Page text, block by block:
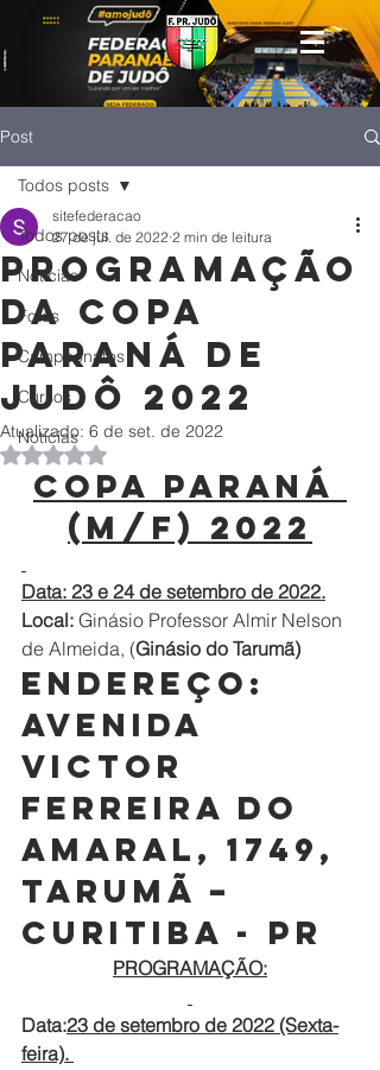
Post
Todos posts
Notícias
Fotos
Campeonatos
Cursos
Noticias
Todos posts
Programação
da Copa
Paraná de
Judô 2022
sitefederacao
27 de jul. de 2022 2 min de leitura
Atualizado: 6 de set. de 2022
Avaliado com NaN de 5 estrelas.
COPA PARANÁ
(M/F) 2022
Data: 23 e 24 de setembro de 2022.
Local: Ginásio Professor Almir Nelson
de Almeida, (Ginásio do Tarumã)
Endereço:
Avenida
Victor
Ferreira do
Amaral, 1749,
Tarumã –
Curitiba - PR
PROGRAMAÇÃO:
Data:23 de setembro de 2022 (Sexta-
feira).